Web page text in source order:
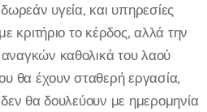
υγεία, και υπηρεσίες
κριτήριο το κέρδος, αλλά την
καθολικά του λαού
θα έχουν σταθερή εργασία,
θα δουλεύουν με ημερομηνία